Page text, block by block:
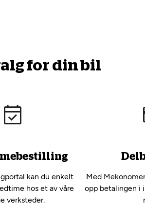
for din bil
kan du enkelt
hos et av våre
verksteder.
Med
opp betalingen i